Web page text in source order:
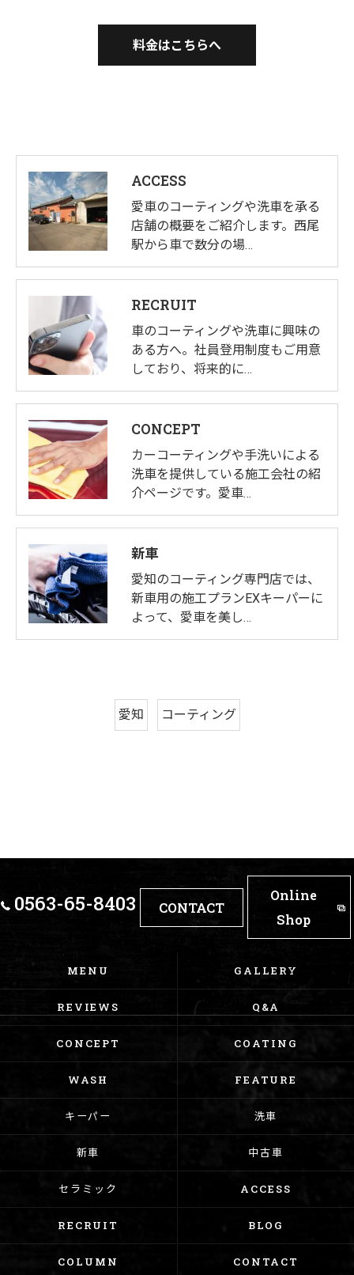
料金はこちらへ
ACCESS
愛車のコーティングや洗車を承る
店舗の概要をご紹介します。西尾
駅から車で数分の場…
RECRUIT
車のコーティングや洗車に興味の
ある方へ。社員登用制度もご用意
しており、将来的に…
CONCEPT
カーコーティングや手洗いによる
洗車を提供している施工会社の紹
介ページです。愛車…
新車
愛知のコーティング専門店では、
新車用の施工プランEXキーパーに
よって、愛車を美し…
愛知 コーティング
0563-65-8403 CONTACT
Online
Shop
MENU GALLERY
REVIEWS Q&A
CONCEPT COATING
WASH FEATURE
キーパー 洗車
新車 中古車
セラミック ACCESS
RECRUIT BLOG
COLUMN CONTACT